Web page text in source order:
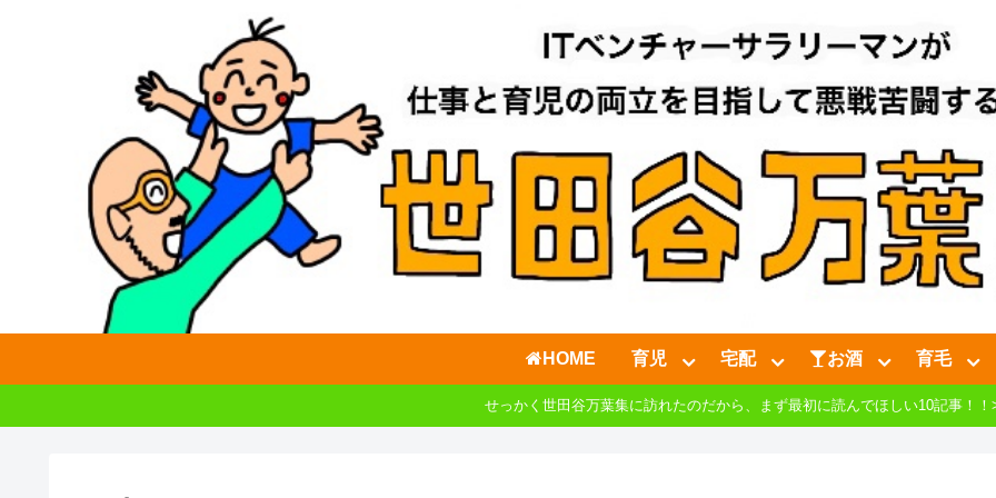
HOME 育児 宅配 お酒 育毛
せっかく世田谷万葉集に訪れたのだから、まず最初に読んでほしい10記事！！